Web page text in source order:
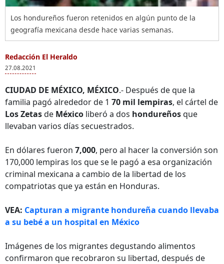
Los hondureños fueron retenidos en algún punto de la
geografía mexicana desde hace varias semanas.
Redacción El Heraldo
27.08.2021
CIUDAD DE MÉXICO, MÉXICO.- Después de que la
familia pagó alrededor de 1 70 mil lempiras, el cártel de
Los Zetasde México liberó a dos hondureñosque
llevaban varios días secuestrados.
En dólares fueron 7,000, pero al hacer la conversión son
170,000 lempiras los que se le pagó a esa organización
criminal mexicana a cambio de la libertad de los
compatriotas que ya están en Honduras.
VEA: Capturan a migrante hondureña cuando llevaba
a su bebé a un hospital en México
Imágenes de los migrantes degustando alimentos
confirmaron que recobraron su libertad, después de